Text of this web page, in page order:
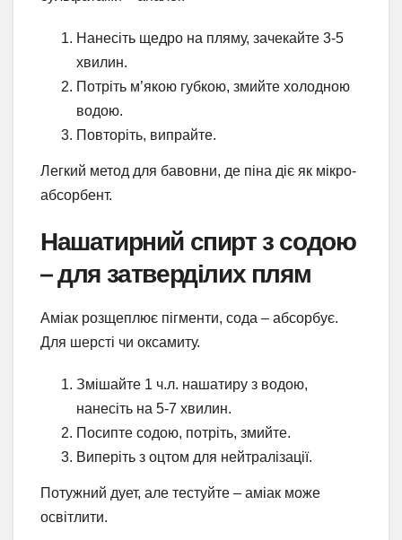
Нанесіть щедро на пляму, зачекайте 3-5
хвилин.
Потріть м’якою губкою, змийте холодною
водою.
Повторіть, випрайте.
Легкий метод для бавовни, де піна діє як мікро-
абсорбент.
Нашатирний спирт з содою
– для затверділих плям
Аміак розщеплює пігменти, сода – абсорбує.
Для шерсті чи оксамиту.
Змішайте 1 ч.л. нашатиру з водою,
нанесіть на 5-7 хвилин.
Посипте содою, потріть, змийте.
Виперіть з оцтом для нейтралізації.
Потужний дует, але тестуйте – аміак може
освітлити.